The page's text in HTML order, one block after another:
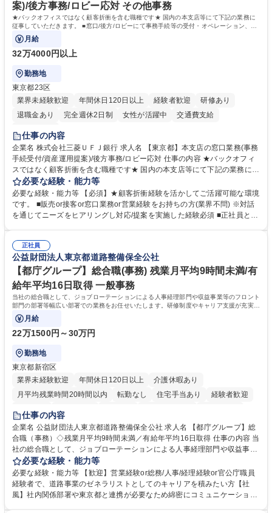
案)/後方事務/ロビー応対 その他事務
★バックオフィスではなく顧客折衝を含む職種です★ 国内の本支店等にて下記の業務に
従事していただきます。 ■窓口/後方/ロビーにて事務手続等の受付・オペレーション、お
客様対応
月給
32万4000円以上
勤務地
東京都23区
業界未経験歓迎
年間休日120日以上 経験者歓迎
研修あり
退職金あり
完全週休2日制 女性が活躍中
交通費支給
土日祝休み
仕事の内容
企業名 株式会社三菱ＵＦＪ銀行 求人名 【東京都】本支店の窓口業務(事務
手続受付/資産運用提案)/後方事務/ロビー応対 仕事の内容 ★バックオフィ
スではなく顧客折衝を含む職種です★ 国内の本支店等にて下記の業務に従
事していただきます。 ■窓口/後方/ロビーにて事務手続等の受付・オペレ
ーション、お客様対応 ■窓口にて、ご来店された個人のお客様に対して金
融商品のご提案 ■効率的な事務運用の検討・構築等 ≪業務紹介：ご応募前
に必ずご覧ください≫ ※記事 https://www.mysite.bk.mufg.jp/career/circle/
必要な経験・能力等
必要な経験・能力等 【必須】★顧客折衝経験を活かしてご活躍可能な環境
です。 ■販売or接客or窓口業務or営業経験をお持ちの方(業界不問) ※対話
を通じてニーズをヒアリングし対応/提案を実施した経験必須 ■正社員とし
るので安心して入行いただけます。 幅広いキャリアの選択肢があり、公募
や社内副業等を活用し、 一人ひとりが挑戦できるカルチャーが浸透してい
ます。 学歴・資格 学歴：大学院 大学 高専 短大 専修学校 高校 語学力：
資格：
正社員
公益財団法人東京都道路整備保全公社
【都庁グループ】総合職(事務) 残業月平均9時間未満/有
給年平均16日取得 一般事務
当社の総合職として、ジョブローテーションによる人事経理部門や収益事業等のフロント
部門の部署等幅広い部署での業務をお任せいたします。研修制度やキャリア支援が充実し
ております！ ※下記業務詳細
月給
22万1500円～30万円
勤務地
東京都新宿区
業界未経験歓迎
年間休日120日以上
介護休暇あり
月平均残業時間20時間以内
転勤なし 住宅手当あり
経験者歓迎
研修あり
退職金あり
駅近5分以内
資格取得手当あり 食事補助あり
仕事の内容
企業名 公益財団法人東京都道路整備保全公社 求人名 【都庁グループ】総
合職（事務）◇残業月平均9時間未満／有給年平均16日取得 仕事の内容 当
社の総合職として、ジョブローテーションによる人事経理部門や収益事業
等のフロント部門の部署等幅広い部署での業務をお任せいたします。研修
制度やキャリア支援が充実しております！ ※下記業務詳細 【業務詳細】■
管理部門：広報、人事、経理など当公社の運営に係る管理業務 ■収益部
門：駐車場の新規開拓、管理運営、新宿駅西口広場の「イベントコーナ
必要な経験・能力等
必要な経験・能力等 【歓迎】営業経験or総務/人事/経理経験or官公庁職員
経験者で、道路事業のゼネラリストとしてのキャリアを積みたい方【社
風】社内関係部署や東京都と連携が必要なため綿密にコミュニケーション